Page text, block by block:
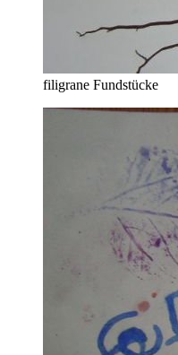
filigrane Fundstücke